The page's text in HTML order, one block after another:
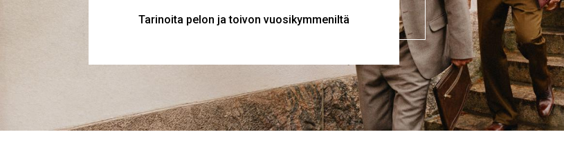
Tarinoita pelon ja toivon vuosikymmeniltä